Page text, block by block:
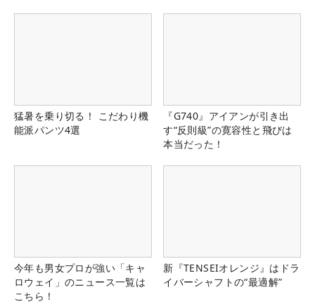
猛暑を乗り切る！ こだわり機
能派パンツ4選
『G740』アイアンが引き出
す“反則級”の寛容性と飛びは
本当だった！
今年も男女プロが強い「キャ
ロウェイ」のニュース一覧は
こちら！
新『TENSEIオレンジ』はドラ
イバーシャフトの“最適解”